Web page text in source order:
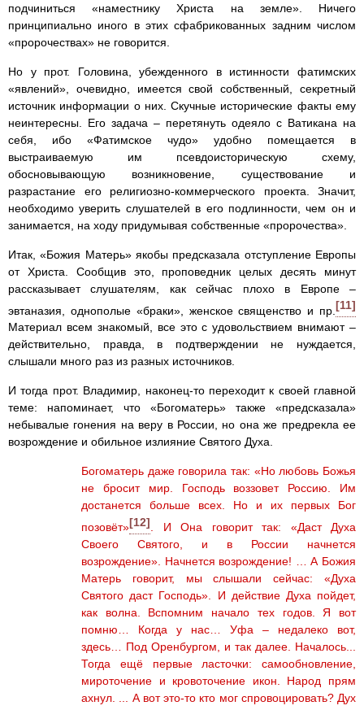
подчиниться «наместнику Христа на земле». Ничего
принципиально иного в этих сфабрикованных задним числом
«пророчествах» не говорится.
Но у прот. Головина, убежденного в истинности фатимских
«явлений», очевидно, имеется свой собственный, секретный
источник информации о них. Скучные исторические факты ему
неинтересны. Его задача – перетянуть одеяло с Ватикана на
себя, ибо «Фатимское чудо» удобно помещается в
выстраиваемую им псевдоисторическую схему,
обосновывающую возникновение, существование и
разрастание его религиозно-коммерческого проекта. Значит,
необходимо уверить слушателей в его подлинности, чем он и
занимается, на ходу придумывая собственные «пророчества».
Итак, «Божия Матерь» якобы предсказала отступление Европы
от Христа. Сообщив это, проповедник целых десять минут
рассказывает слушателям, как сейчас плохо в Европе –
эвтаназия, однополые «браки», женское священство и пр. [11]
Материал всем знакомый, все это с удовольствием внимают –
действительно, правда, в подтверждении не нуждается,
слышали много раз из разных источников.
И тогда прот. Владимир, наконец-то переходит к своей главной
теме: напоминает, что «Богоматерь» также «предсказала»
небывалые гонения на веру в России, но она же предрекла ее
возрождение и обильное излияние Святого Духа.
Богоматерь даже говорила так: «Но любовь Божья
не бросит мир. Господь воззовет Россию. Им
достанется больше всех. Но и их первых Бог
позовёт»[12] . И Она говорит так: «Даст Духа
Своего Святого, и в России начнется
возрождение». Начнется возрождение! … А Божия
Матерь говорит, мы слышали сейчас: «Духа
Святого даст Господь». И действие Духа пойдет,
как волна. Вспомним начало тех годов. Я вот
помню… Когда у нас… Уфа – недалеко вот,
здесь… Под Оренбургом, и так далее. Началось...
Тогда ещё первые ласточки: самообновление,
мироточение и кровоточение икон. Народ прям
ахнул. ... А вот это-то кто мог спровоцировать? Дух